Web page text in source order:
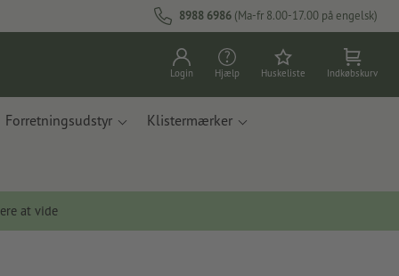
8988 6986 (Ma-fr 8.00-17.00 på engelsk)
Login Hjælp Huskeliste Indkøbskurv
Forretningsudstyr Klistermærker
at vide